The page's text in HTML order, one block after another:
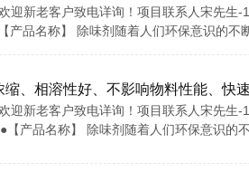
迎新老客户致电详询！项目联系人宋先生
产品名称】 除味剂随着人们环保意识的不
、相溶性好、不影响物料性能、快速
迎新老客户致电详询！项目联系人宋先生
【产品名称】 除味剂随着人们环保意识的